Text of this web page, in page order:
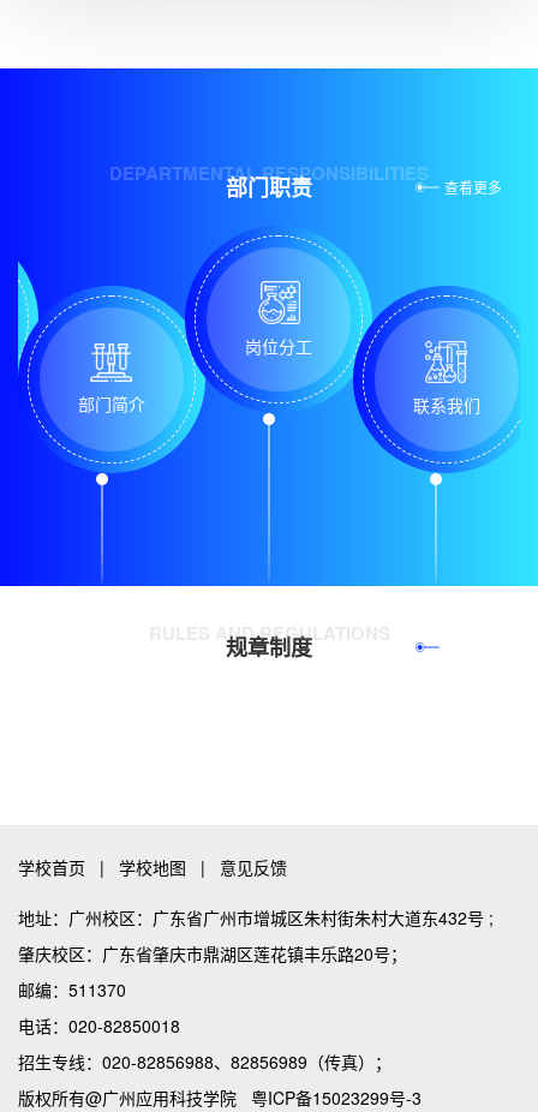
DEPARTMENTAL RESPONSIBILITIES
部门职责 查看更多
部门简介
岗位分工
联系我们
RULES AND REGULATIONS
规章制度
学校首页 | 学校地图 | 意见反馈
地址：广州校区：广东省广州市增城区朱村街朱村大道东432号 ;
肇庆校区：广东省肇庆市鼎湖区莲花镇丰乐路20号；
邮编：511370
电话：020-82850018
招生专线：020-82856988、82856989（传真）；
版权所有@广州应用科技学院 粤ICP备15023299号-3